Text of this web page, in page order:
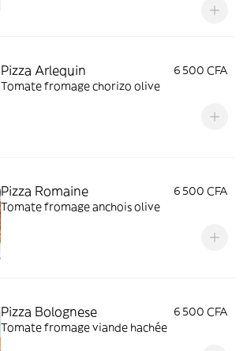
Pizza Arlequin
6 500 CFA
Tomate fromage chorizo olive
Pizza Romaine
6 500 CFA
Tomate fromage anchois olive
Pizza Bolognese
6 500 CFA
Tomate fromage viande hachée